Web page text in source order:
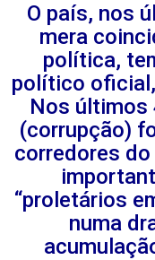
O país, nos
mera
política,
político
Nos
(corrupção)
corredores
“proletários
numa